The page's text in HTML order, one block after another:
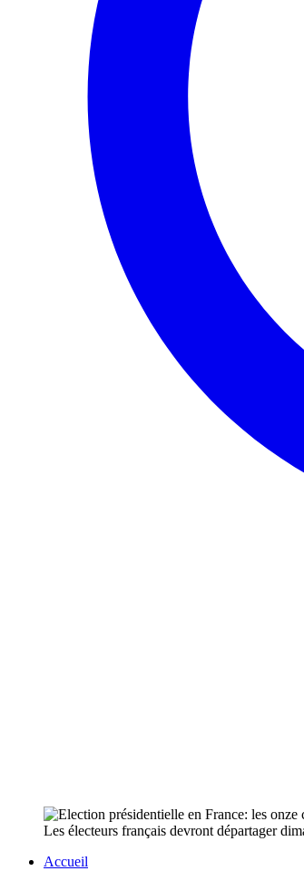
Les électeurs français devront départager
Accueil